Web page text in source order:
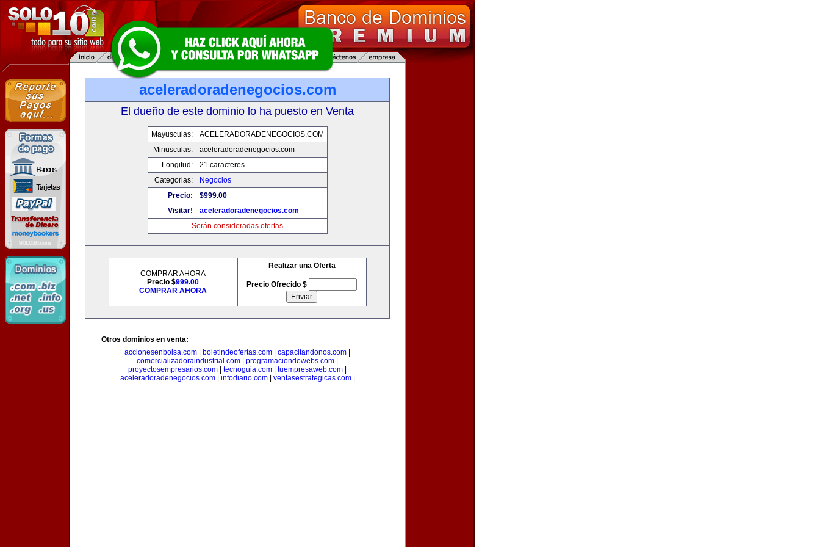
aceleradoradenegocios.com
El dueño de este dominio lo ha puesto en Venta
Mayusculas:
ACELERADORADENEGOCIOS.COM
Minusculas:
aceleradoradenegocios.com
Longitud:
21 caracteres
Categorias:
Negocios
Precio:
$999.00
Visitar!
aceleradoradenegocios.com
Serán consideradas ofertas
COMPRAR AHORA
Precio $999.00
COMPRAR AHORA
Realizar una Oferta
Precio Ofrecido $
Otros dominios en venta:
accionesenbolsa.com
boletindeofertas.com capacitandonos.com
comercializadoraindustrial.com
programaciondewebs.com
proyectosempresarios.com
tecnoguia.com tuempresaweb.com
aceleradoradenegocios.com| infodiario.com| ventasestrategicas.com|